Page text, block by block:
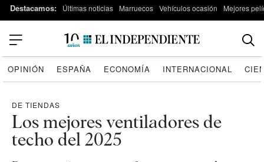
Destacamos: Últimas noticias Marruecos Vehículos ocasión Mejores
OPINIÓN ESPAÑA ECONOMÍA INTERNACIONAL
DE TIENDAS
Los mejores ventiladores de
techo del 2025